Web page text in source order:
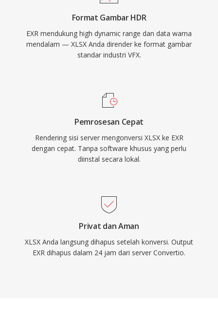
Format Gambar HDR
EXR mendukung high dynamic range dan data warna
mendalam — XLSX Anda dirender ke format gambar
standar industri VFX.
Pemrosesan Cepat
Rendering sisi server mengonversi XLSX ke EXR
dengan cepat. Tanpa software khusus yang perlu
diinstal secara lokal.
Privat dan Aman
XLSX Anda langsung dihapus setelah konversi. Output
EXR dihapus dalam 24 jam dari server Convertio.